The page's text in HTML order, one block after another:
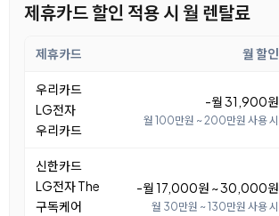
제휴카드 할인 적용 시 월 렌탈료
제휴카드 월 할인
우리카드
LG전자
우리카드
-월 31,900원
월 100만원 ~ 200만원 사용 시
신한카드
LG전자 The
구독케어
-월 17,000원 ~ 30,000원
월 30만원 ~ 130만원 사용 시